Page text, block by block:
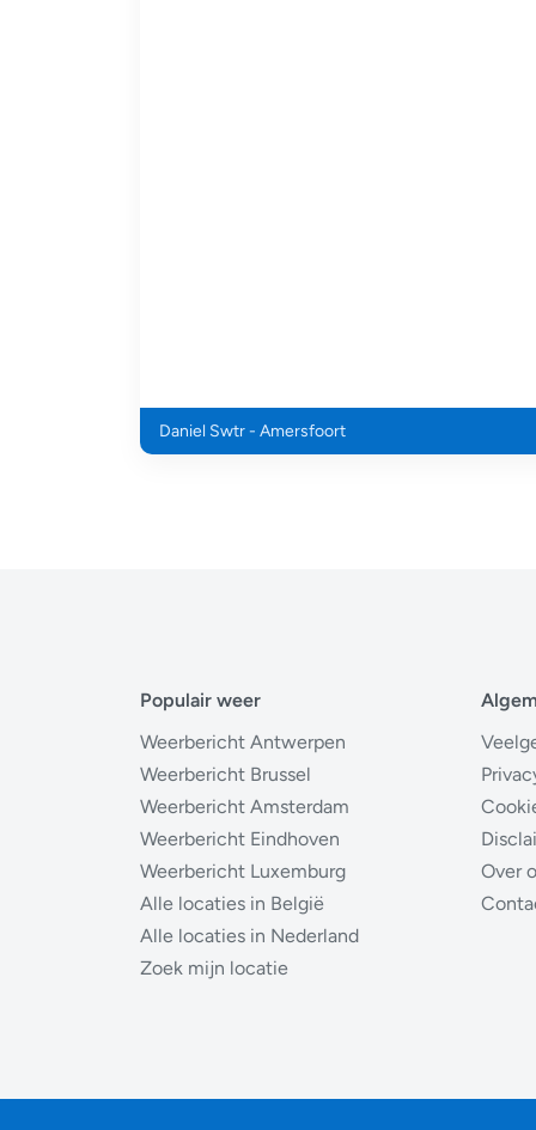
Daniel Swtr - Amersfoort
Populair weer
Weerbericht Antwerpen
Weerbericht Brussel
Weerbericht Amsterdam
Weerbericht Eindhoven
Weerbericht Luxemburg
Alle locaties in België
Alle locaties in Nederland
Zoek mijn locatie
Over